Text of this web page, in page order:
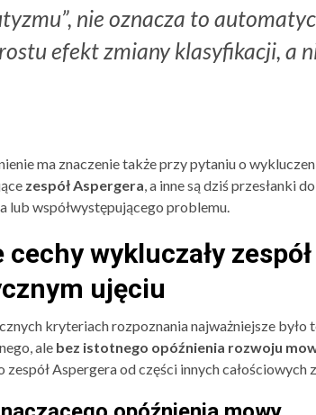
nie oznacza to
efekt zmiany klasyfikacji, a
ma znaczenie także przy pytaniu o
zespół Aspergera, a inne są dziś przesłanki
lub współwystępującego problemu.
cechy wykluczały
ujęciu
kryteriach rozpoznania najważniejsze było
ale bez istotnego opóźnienia rozwoju
zespół Aspergera od części innych całościowych